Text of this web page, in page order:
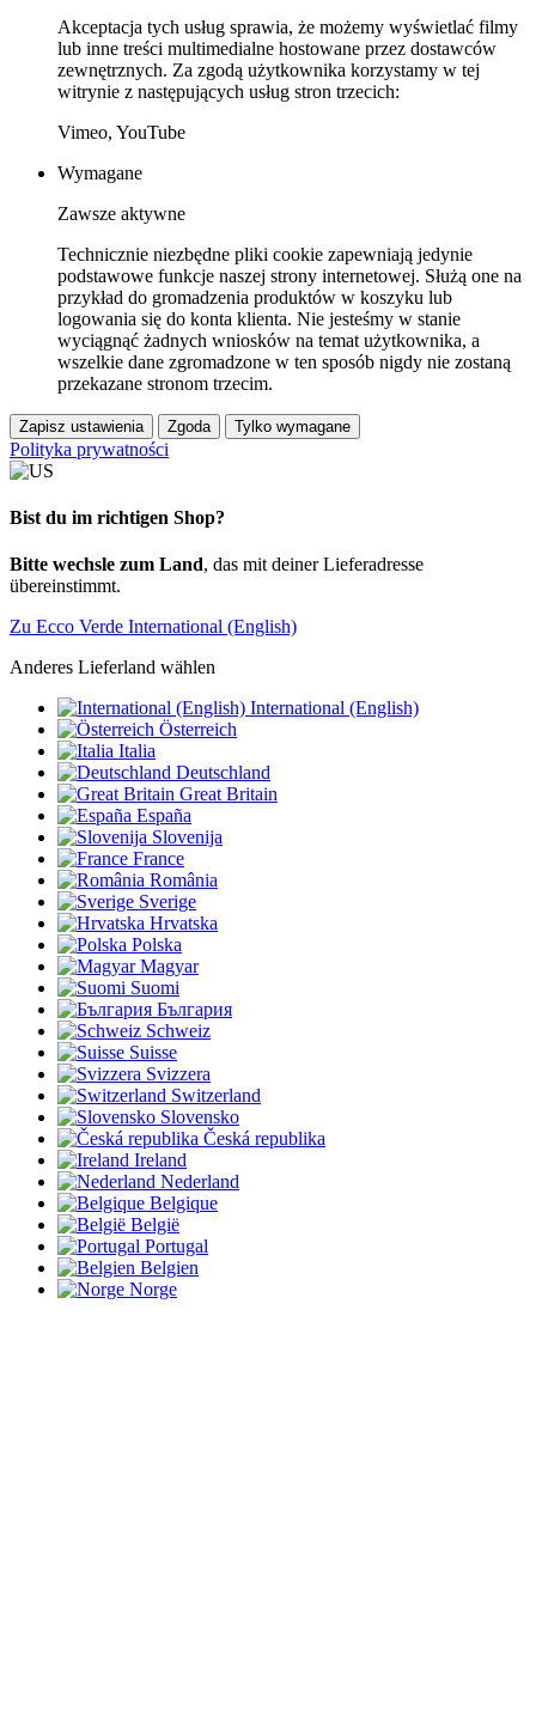
Akceptacja tych usług sprawia, że możemy wyświetlać filmy
lub inne treści multimedialne hostowane przez dostawców
zewnętrznych. Za zgodą użytkownika korzystamy w tej
witrynie z następujących usług stron trzecich:
Vimeo, YouTube
Wymagane
Zawsze aktywne
Technicznie niezbędne pliki cookie zapewniają jedynie
podstawowe funkcje naszej strony internetowej. Służą one na
przykład do gromadzenia produktów w koszyku lub
logowania się do konta klienta. Nie jesteśmy w stanie
wyciągnąć żadnych wniosków na temat użytkownika, a
wszelkie dane zgromadzone w ten sposób nigdy nie zostaną
przekazane stronom trzecim.
Zapisz ustawienia Zgoda Tylko wymagane
Polityka prywatności
Bist du im richtigen Shop?
Bitte wechsle zum Land, das mit deiner Lieferadresse
übereinstimmt.
Zu Ecco Verde International (English)
Anderes Lieferland wählen
International (English)
Österreich
Italia
Deutschland
Great Britain
España
Slovenija
France
România
Sverige
Hrvatska
Polska
Magyar
Suomi
България
Schweiz
Suisse
Svizzera
Switzerland
Slovensko
Česká republika
Ireland
Nederland
Belgique
België
Portugal
Belgien
Norge